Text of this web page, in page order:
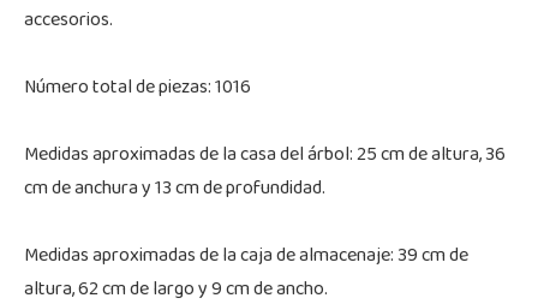
accesorios.
Número total de piezas: 1016
Medidas aproximadas de la casa del árbol: 25 cm de altura, 36
cm de anchura y 13 cm de profundidad.
Medidas aproximadas de la caja de almacenaje: 39 cm de
altura, 62 cm de largo y 9 cm de ancho.